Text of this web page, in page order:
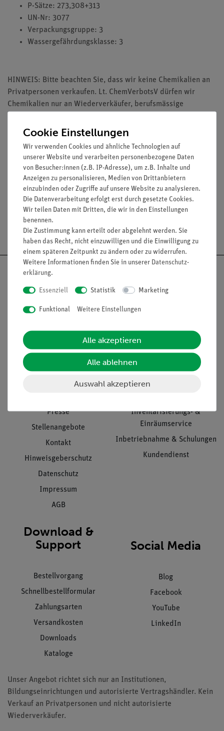
P-Sätze: 273,308+313
UN-Nr: 3077
Verpackungsgruppe: 3
Wassergefährdungsklasse: 3
HINWEIS: Bitte beachten Sie, dass wir keine Chemikalien an
Privatpersonen verkaufen. Lt. ChemVerbotsV dürfen wir
Chemikalien nur an Wiederverkäufer, berufsmässige
Lehranstalten abgeben.
Media / Downloads
Versandkostenfrei ab 300,- €
Informationen
Unternehmen
Presse
Stellenangebote
Kontakt
Hinweisgeberschutz
Datenschutz
Impressum
AGB
Service
Übersicht Service
Inventarisierungs- &
Einräumservice
Inbetriebnahme & Schulungen
Kundendienst
Download &
Support
Bestellvorgang
Schnellbestellformular
Zahlungsarten
Versandkosten
Downloads
Kataloge
Social Media
Blog
Facebook
YouTube
LinkedIn
Unser Angebot richtet sich nur an Institutionen,
Bildungseinrichtungen und autorisierte Vertragshändler. Kein
Verkauf an Privatpersonen und nicht autorisierte
Wiederverkäufer.
Cookie Einstellungen
Wir verwenden Cookies und ähnliche Technologien auf
unserer Website und verarbeiten personenbezogene Daten
von Besucher:innen (z.B. IP-Adresse), um z.B. Inhalte und
Anzeigen zu personalisieren, Medien von Drittanbietern
einzubinden oder Zugriffe auf unsere Website zu analysieren.
Die Datenverarbeitung erfolgt erst durch gesetzte Cookies.
Wir teilen Daten mit Dritten, die wir in den Einstellungen
benennen.
Die Zustimmung kann erteilt oder abgelehnt werden. Sie
haben das Recht, nicht einzuwilligen und die Einwilligung zu
einem späteren Zeitpunkt zu ändern oder zu widerrufen.
Weitere Informationen finden Sie in unserer Daten­schutz­
erklärung.
Essenziell Statistik Marketing
Funktional Weitere Einstellungen
Alle akzeptieren
Alle ablehnen
Auswahl akzeptieren